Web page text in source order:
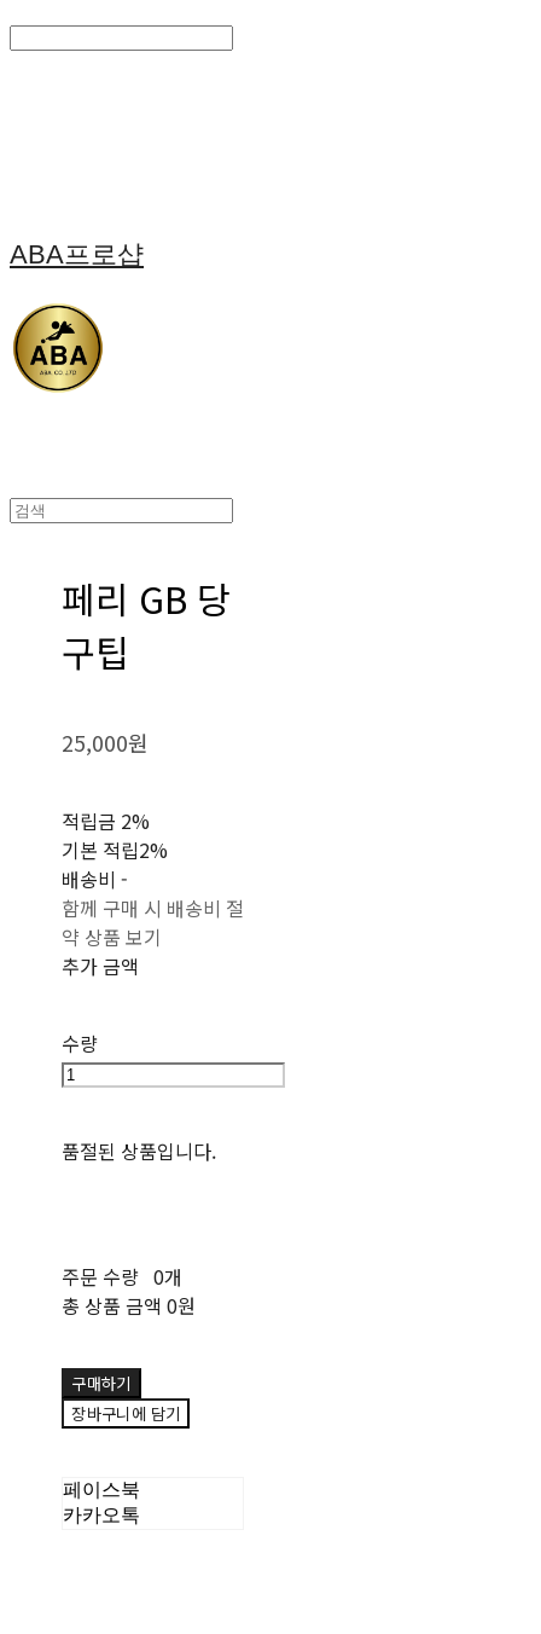
ABA프로샵
페리 GB 당
구팁
25,000원
적립금 2%
기본 적립2%
배송비-
함께 구매 시 배송비 절
약 상품 보기
추가 금액
수량
품절된 상품입니다.
주문 수량 0개
총 상품 금액 0원
구매하기
장바구니에 담기
페이스북
카카오톡